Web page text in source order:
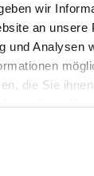
wir
an unsere
und Analysen
die Sie
Sinn gestiftet